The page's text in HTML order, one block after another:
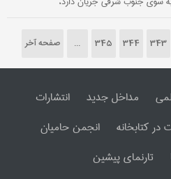
343
344
345
... صفحه آخر
مداخل جدید
انتشارات
کتابخانه
انجمن حامیان
تارنمای پیشین